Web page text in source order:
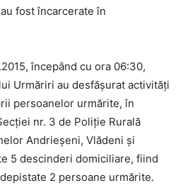
fost încarcerate în
începând cu ora 06:30,
Urmăriri au desfăşurat activităţi
persoanelor urmărite, în
nr. 3 de Poliţie Rurală
Andrieşeni, Vlădeni şi
5 descinderi domiciliare, fiind
2 persoane urmărite.